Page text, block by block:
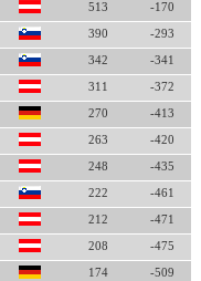
513 -170
390 -293
342 -341
311 -372
270 -413
263 -420
248 -435
222 -461
212 -471
208 -475
174 -509